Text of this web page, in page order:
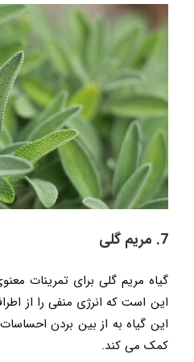
7. مریم گلی
گیاه مریم گلی برای تمرینات
این است که انرژی منفی را از
این گیاه به از بین بردن
کمک می کند.